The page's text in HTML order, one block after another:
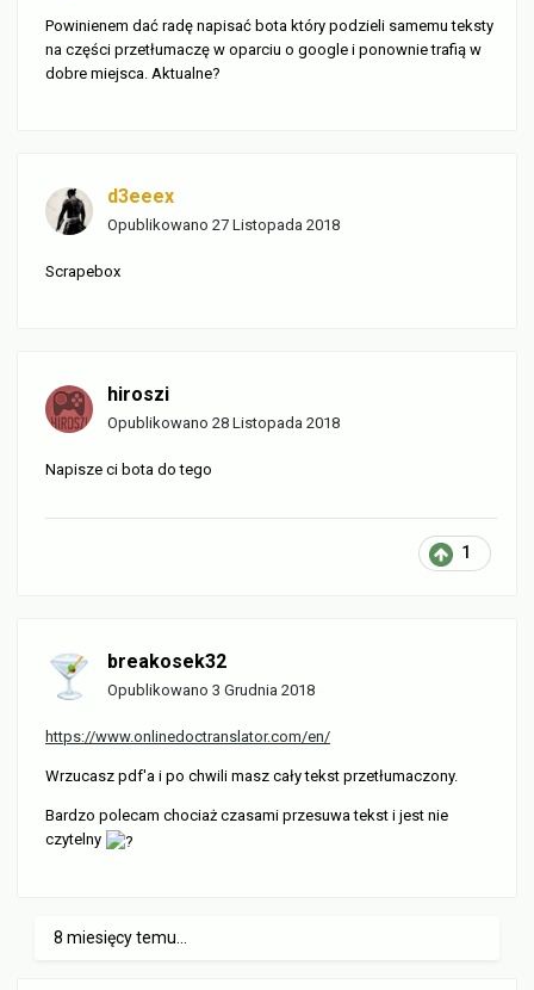
Powinienem dać radę napisać bota który podzieli samemu teksty
na części przetłumaczę w oparciu o google i ponownie trafią w
dobre miejsca. Aktualne?
d3eeex
Opublikowano 27 Listopada 2018
Scrapebox
hiroszi
Opublikowano 28 Listopada 2018
Napisze ci bota do tego
1
breakosek32
Opublikowano 3 Grudnia 2018
https://www.onlinedoctranslator.com/en/
Wrzucasz pdf'a i po chwili masz cały tekst przetłumaczony.
Bardzo polecam chociaż czasami przesuwa tekst i jest nie
czytelny
8 miesięcy temu...